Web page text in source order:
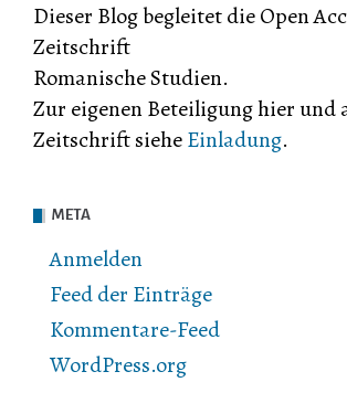
Dieser Blog begleitet die Open
Zeitschrift
Romanische Studien.
Zur eigenen Beteiligung hier und
Zeitschrift sieheEinladung.
META
Anmelden
Feed der Einträge
Kommentare-Feed
WordPress.org